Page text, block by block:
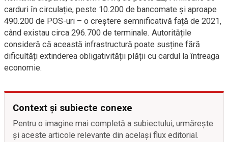
carduri în circulație, peste 10.200 de bancomate și aproape
490.200 de POS-uri – o creștere semnificativă față de 2021,
când existau circa 296.700 de terminale. Autoritățile
consideră că această infrastructură poate susține fără
dificultăți extinderea obligativității plății cu cardul la întreaga
economie.
Context și subiecte conexe
Pentru o imagine mai completă a subiectului, urmărește
și aceste articole relevante din același flux editorial.